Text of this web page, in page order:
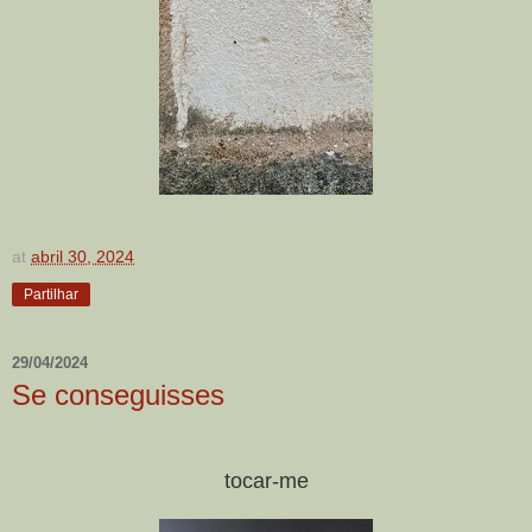
at abril 30, 2024
Partilhar
29/04/2024
Se conseguisses
tocar-me